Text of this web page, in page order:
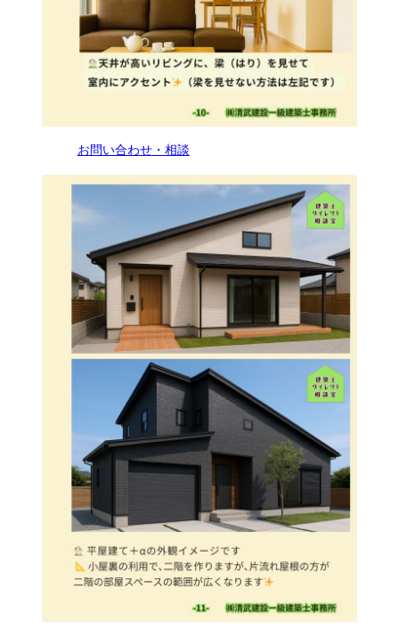
お問い合わせ・相談